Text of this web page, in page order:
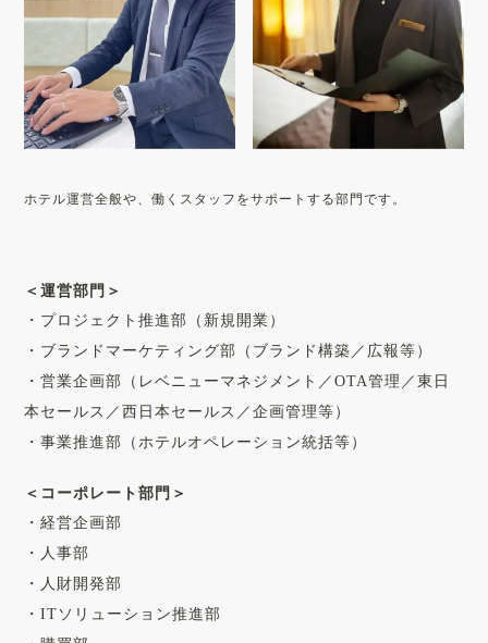
＜運営部門＞
・プロジェクト推進部（新規開業）
・ブランドマーケティング部（ブランド構築／広報等）
・営業企画部（レベニューマネジメント／OTA管理／東日
本セールス／西日本セールス／企画管理等）
・事業推進部（ホテルオペレーション統括等）
＜コーポレート部門＞
・経営企画部
・人事部
・人財開発部
・ITソリューション推進部
ホテル運営全般や、働くスタッフをサポートする部門です。